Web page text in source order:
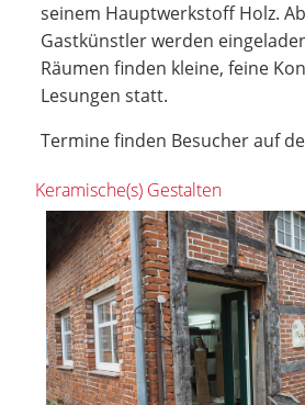
seinem Hauptwerkstoff Holz.
Gastkünstler werden
Räumen finden kleine, feine
Lesungen statt.
Termine finden Besucher auf
Keramische(s) Gestalten